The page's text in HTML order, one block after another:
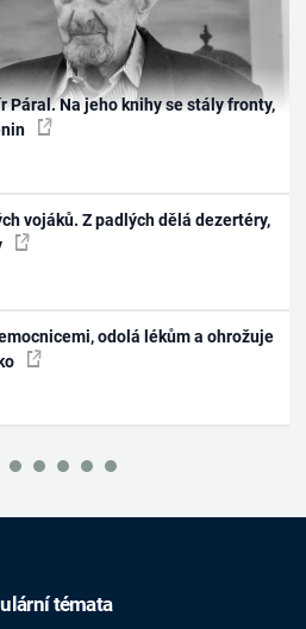
Páral. Na jeho knihy se stály fronty,
vojáků. Z padlých dělá dezertéry,
odolá lékům a ohrožuje
témata